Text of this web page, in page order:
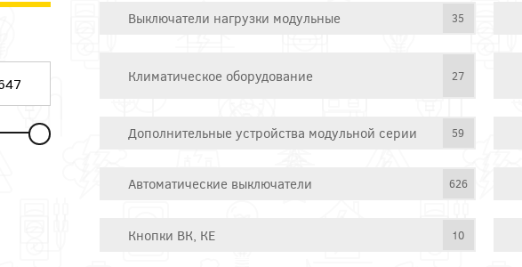
Выключатели нагрузки модульные 35
Климатическое оборудование 27
Дополнительные устройства модульной серии 59
Автоматические выключатели 626
Кнопки ВК, КЕ 10